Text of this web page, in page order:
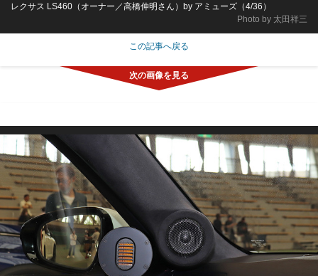
Photo by 太田祥三
レクサス LS460（オーナー／高橋伸明さん）by アミューズ（4/36）
この記事へ戻る